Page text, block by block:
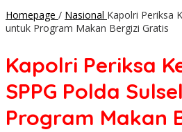
Homepage / Nasional Kapolri Periksa
untuk Program Makan Bergizi Gratis
Kapolri Periksa
SPPG Polda
Program Makan